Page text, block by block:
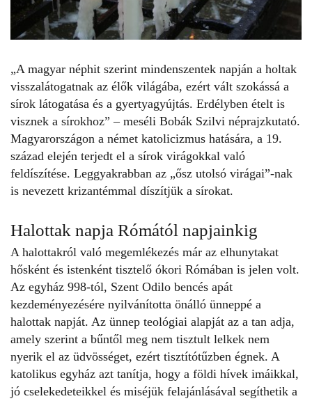
„A magyar néphit szerint mindenszentek napján a holtak
visszalátogatnak az élők világába, ezért vált szokássá a
sírok látogatása és a gyertyagyújtás. Erdélyben ételt is
visznek a sírokhoz” – meséli Bobák Szilvi néprajzkutató.
Magyarországon a német katolicizmus hatására, a 19.
század elején terjedt el a sírok virágokkal való
feldíszítése. Leggyakrabban az „ősz utolsó virágai”-nak
is nevezett krizantémmal díszítjük a sírokat.
Halottak napja Rómától napjainkig
A halottakról való megemlékezés már az elhunytakat
hősként és istenként tisztelő ókori Rómában is jelen volt.
Az egyház 998-tól, Szent Odilo bencés apát
kezdeményezésére nyilvánította önálló ünneppé a
halottak napját. Az ünnep teológiai alapját az a tan adja,
amely szerint a bűntől meg nem tisztult lelkek nem
nyerik el az üdvösséget, ezért tisztítótűzben égnek. A
katolikus egyház azt tanítja, hogy a földi hívek imáikkal,
jó cselekedeteikkel és miséjük felajánlásával segíthetik a